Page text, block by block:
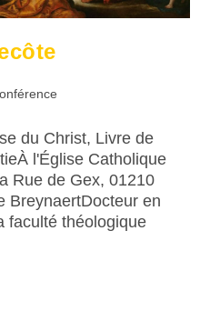
du Christ, Livre de
l'Église Catholique
Rue de Gex, 01210
BreynaertDocteur en
faculté théologique